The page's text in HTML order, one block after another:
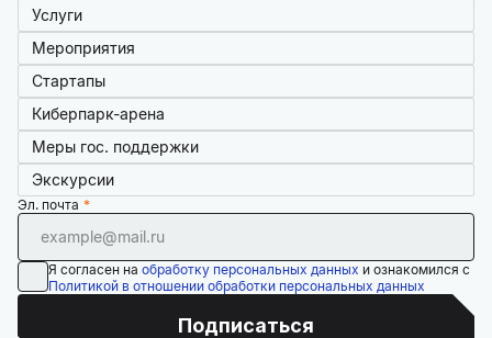
Услуги
Мероприятия
Стартапы
Киберпарк-арена
Меры гос. поддержки
Экскурсии
Эл. почта
Я согласен на обработку персональных данных и ознакомился с
Политикой в отношении обработки персональных данных
Подписаться